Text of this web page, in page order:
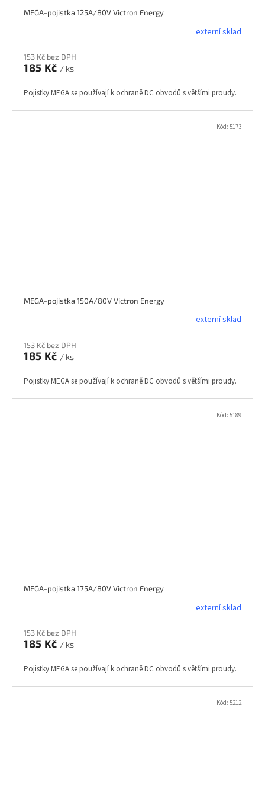
MEGA-pojistka 125A/80V Victron Energy
externí sklad
153 Kč bez DPH
185 Kč / ks
Pojistky MEGA se používají k ochraně DC obvodů s většími proudy.
MEGA-pojistka 150A/80V Victron Energy
externí sklad
153 Kč bez DPH
185 Kč / ks
Pojistky MEGA se používají k ochraně DC obvodů s většími proudy.
Kód: 5173
MEGA-pojistka 175A/80V Victron Energy
externí sklad
153 Kč bez DPH
185 Kč / ks
Pojistky MEGA se používají k ochraně DC obvodů s většími proudy.
Kód: 5189
Kód: 5212